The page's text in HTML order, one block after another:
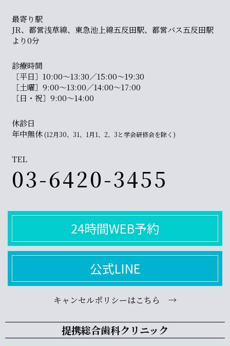
最寄り駅
JR、都営浅草線、東急池上線五反田駅、都営バス五反田駅
より0分
診療時間
［平日］10:00〜13:30／15:00〜19:30
［土曜］9:00〜13:00／14:00〜17:00
［日・祝］9:00〜14:00
休診日
年中無休 (12月30、31、1月1、2、3と学会研修会を除く)
TEL
03-6420-3455
24時間WEB予約
公式LINE
キャンセルポリシーはこちら →
提携総合歯科クリニック